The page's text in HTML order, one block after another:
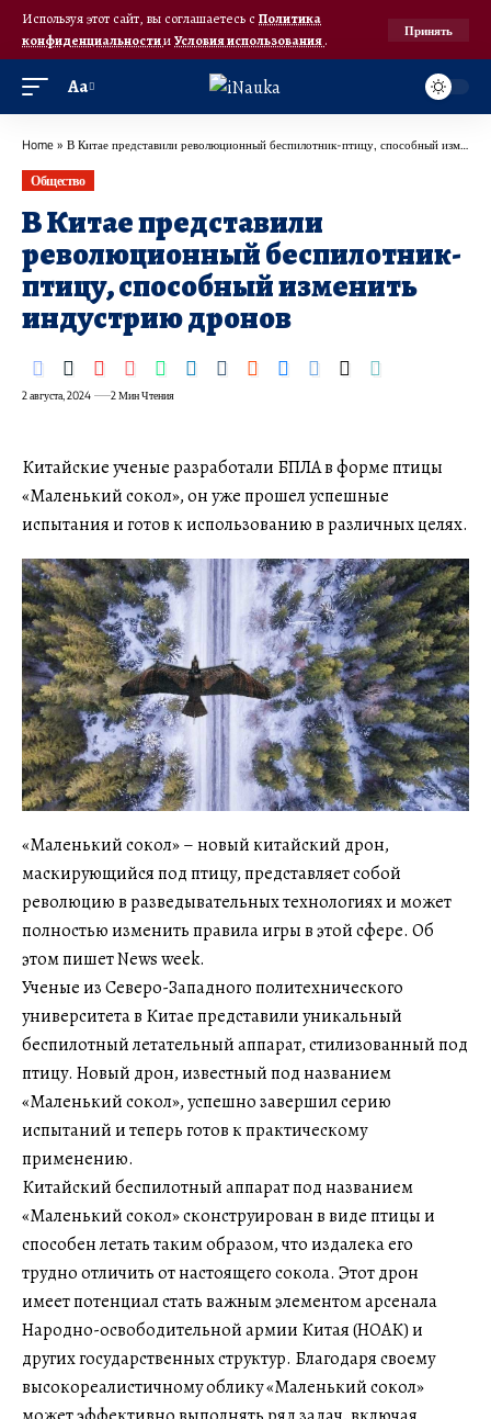
Используя этот сайт, вы соглашаетесь с Политика
конфиденциальностииУсловия использования.
Принять
Аа
Home » В ​Китае представили революционный беспилотник-птицу, способный изменить индустрию дронов
Общество
В ​Китае представили
революционный беспилотник-
птицу, способный изменить
индустрию дронов
2 августа, 2024 2 Мин Чтения
Китайские ученые разработали БПЛА в форме птицы
«Маленький сокол», он уже прошел успешные
испытания и готов к использованию в различных целях.
«Маленький сокол» – новый китайский дрон,
маскирующийся под птицу, представляет собой
революцию в разведывательных технологиях и может
полностью изменить правила игры в этой сфере. Об
этом пишет News week.
Ученые из Северо-Западного политехнического
университета в Китае представили уникальный
беспилотный летательный аппарат, стилизованный под
птицу. Новый дрон, известный под названием
«Маленький сокол», успешно завершил серию
испытаний и теперь готов к практическому
применению.
Китайский беспилотный аппарат под названием
«Маленький сокол» сконструирован в виде птицы и
способен летать таким образом, что издалека его
трудно отличить от настоящего сокола. Этот дрон
имеет потенциал стать важным элементом арсенала
Народно-освободительной армии Китая (НОАК) и
других государственных структур. Благодаря своему
высокореалистичному облику «Маленький сокол»